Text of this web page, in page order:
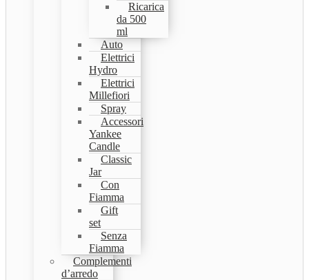
Ricarica
da 500
ml
Auto
Elettrici
Hydro
Elettrici
Millefiori
Spray
Accessori
Yankee
Candle
Classic
Jar
Con
Fiamma
Gift
set
Senza
Fiamma
Complementi
d’arredo